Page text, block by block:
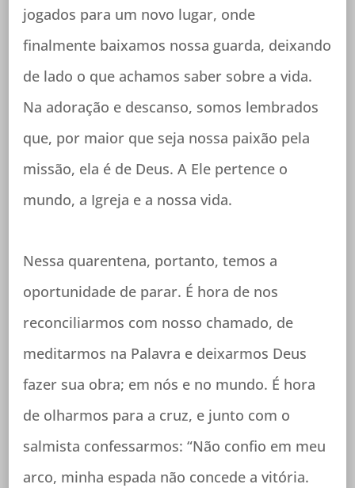
jogados para um novo lugar, onde
finalmente baixamos nossa guarda, deixando
de lado o que achamos saber sobre a vida.
Na adoração e descanso, somos lembrados
que, por maior que seja nossa paixão pela
missão, ela é de Deus. A Ele pertence o
mundo, a Igreja e a nossa vida.
Nessa quarentena, portanto, temos a
oportunidade de parar. É hora de nos
reconciliarmos com nosso chamado, de
meditarmos na Palavra e deixarmos Deus
fazer sua obra; em nós e no mundo. É hora
de olharmos para a cruz, e junto com o
salmista confessarmos: “Não confio em meu
arco, minha espada não concede a vitória.